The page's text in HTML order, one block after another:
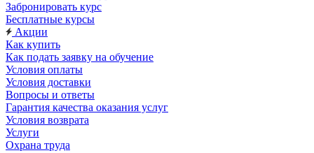
Забронировать курс
Бесплатные курсы
Акции
Как купить
Как подать заявку на обучение
Условия оплаты
Условия доставки
Вопросы и ответы
Гарантия качества оказания услуг
Условия возврата
Услуги
Охрана труда